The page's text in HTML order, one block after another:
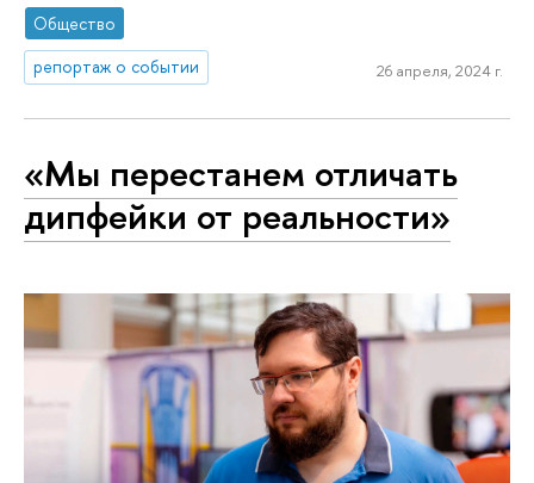
Общество
репортаж о событии
26 апреля, 2024 г.
«Мы перестанем отличать
дипфейки от реальности»